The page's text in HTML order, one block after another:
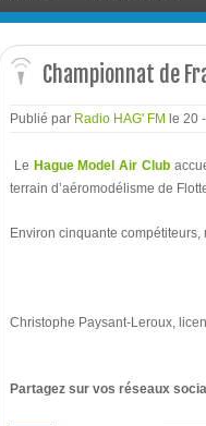
Championnat de
Publié par Radio HAG' FM le 20
Le Hague Model Air Club
terrain d’aéromodélisme de
Environ cinquante
Christophe Paysant-Leroux,
Partagez sur vos réseaux